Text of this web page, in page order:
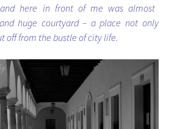
here in front of me was almost
huge courtyard – a place not only
off from the bustle of city life.